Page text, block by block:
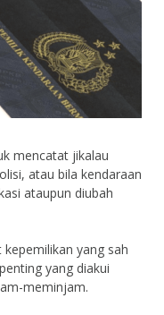
mencatat jikalau
atau bila kendaraan
ataupun diubah
yang sah
yang diakui
meminjam.